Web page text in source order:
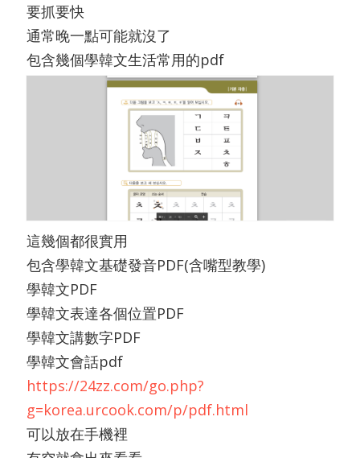
要抓要快
通常晚一點可能就沒了
包含幾個學韓文生活常用的pdf
這幾個都很實用
包含學韓文基礎發音PDF(含嘴型教學)
學韓文PDF
學韓文表達各個位置PDF
學韓文講數字PDF
學韓文會話pdf
https://24zz.com/go.php?
g=korea.urcook.com/p/pdf.html
可以放在手機裡